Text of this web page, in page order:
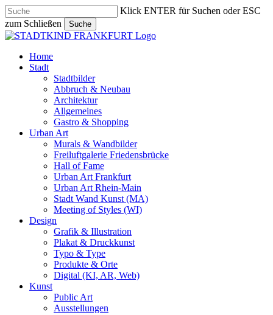
Skip
to
main
content
Klick ENTER für Suchen oder ESC
zum Schließen
Suche
Close
search
Menu
Home
Stadt
Stadtbilder
Abbruch & Neubau
Architektur
Allgemeines
Gastro & Shopping
Urban Art
Murals & Wandbilder
Freiluftgalerie Friedensbrücke
Hall of Fame
Urban Art Frankfurt
Urban Art Rhein-Main
Stadt Wand Kunst (MA)
Meeting of Styles (WI)
Design
Grafik & Illustration
Plakat & Druckkunst
Typo & Type
Produkte & Orte
Digital (KI, AR, Web)
Kunst
Public Art
Ausstellungen